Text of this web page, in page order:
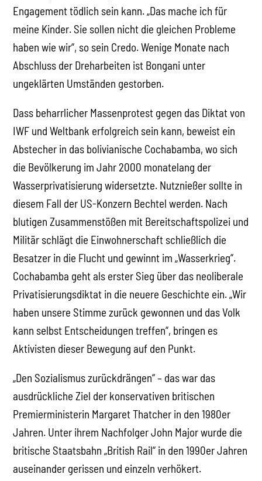
Engagement tödlich sein kann. „Das mache ich für
meine Kinder. Sie sollen nicht die gleichen Probleme
haben wie wir“, so sein Credo. Wenige Monate nach
Abschluss der Dreharbeiten ist Bongani unter
ungeklärten Umständen gestorben.
Dass beharrlicher Massenprotest gegen das Diktat von
IWF und Weltbank erfolgreich sein kann, beweist ein
Abstecher in das bolivianische Cochabamba, wo sich
die Bevölkerung im Jahr 2000 monatelang der
Wasserprivatisierung widersetzte. Nutznießer sollte in
diesem Fall der US-Konzern Bechtel werden. Nach
blutigen Zusammenstößen mit Bereitschaftspolizei und
Militär schlägt die Einwohnerschaft schließlich die
Besatzer in die Flucht und gewinnt im „Wasserkrieg“.
Cochabamba geht als erster Sieg über das neoliberale
Privatisierungsdiktat in die neuere Geschichte ein. „Wir
haben unsere Stimme zurück gewonnen und das Volk
kann selbst Entscheidungen treffen“, bringen es
Aktivisten dieser Bewegung auf den Punkt.
„Den Sozialismus zurückdrängen“ – das war das
ausdrückliche Ziel der konservativen britischen
Premierministerin Margaret Thatcher in den 1980er
Jahren. Unter ihrem Nachfolger John Major wurde die
britische Staatsbahn „British Rail“ in den 1990er Jahren
auseinander gerissen und einzeln verhökert.